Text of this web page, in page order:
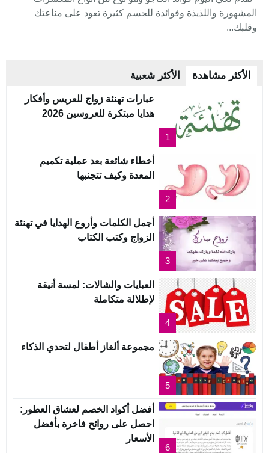
المشهورة واللذيذة وفوائدة للجسم كثيرة تعود على مناعتك
وقلبك...
الأكثر مشاهدة الأكثر شعبية
1
عبارات تهنئة زواج للعريس وأفكار
هدايا مبتكرة للعروسين 2026
2
أخطاء شائعة بعد عملية تكميم
المعدة وكيف تتجنبها
3
أجمل الكلمات وأروع الهدايا في تهنئة
الزواج وكتب الكتاب
4
العبايات والشالات: لمسة أنيقة
لإطلالة متكاملة
5
مجموعة ألغاز أطفال لتحدي الذكاء
6
أفضل أكواد الخصم لعشاق العطور:
احصل على روائح فاخرة بأفضل
الأسعار